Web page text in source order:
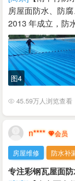
房屋面防水、防
2013 年成立，防
图4
45.59万人浏览查看
n****
房屋维修 防水补
专注彩钢瓦屋面